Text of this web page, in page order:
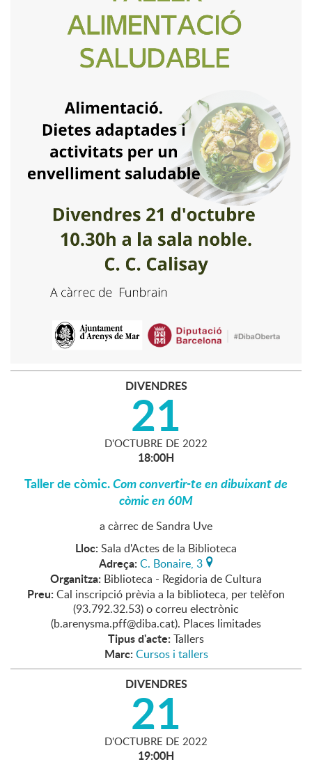
DIVENDRES
21
D'OCTUBRE DE 2022
18:00H
Taller de còmic.Com convertir-te en dibuixant de
còmic en 60M
a càrrec de Sandra Uve
Lloc: Sala d'Actes de la Biblioteca
Adreça: C. Bonaire, 3
Organitza: Biblioteca - Regidoria de Cultura
Preu: Cal inscripció prèvia a la biblioteca, per telèfon
(93.792.32.53) o correu electrònic
(b.arenysma.pff@diba.cat). Places limitades
Tipus d'acte: Tallers
Marc: Cursos i tallers
DIVENDRES
21
D'OCTUBRE DE 2022
19:00H